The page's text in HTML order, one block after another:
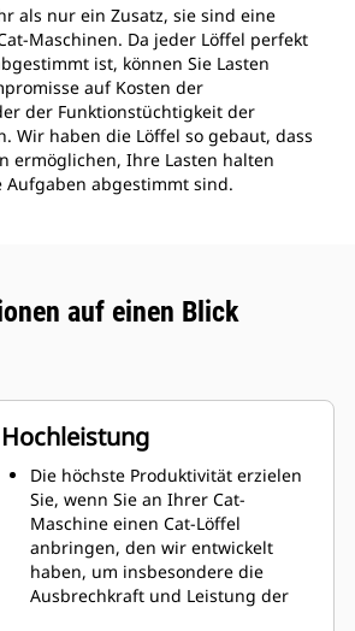
als nur ein Zusatz, sie sind eine
Maschinen. Da jeder Löffel perfekt
ist, können Sie Lasten
auf Kosten der
der Funktionstüchtigkeit der
Wir haben die Löffel so gebaut, dass
ermöglichen, Ihre Lasten halten
abgestimmt sind.
auf einen Blick
Hochleistung
Die höchste Produktivität erzielen
Sie, wenn Sie an Ihrer Cat-
Maschine einen Cat-Löffel
anbringen, den wir entwickelt
haben, um insbesondere die
Ausbrechkraft und Leistung der